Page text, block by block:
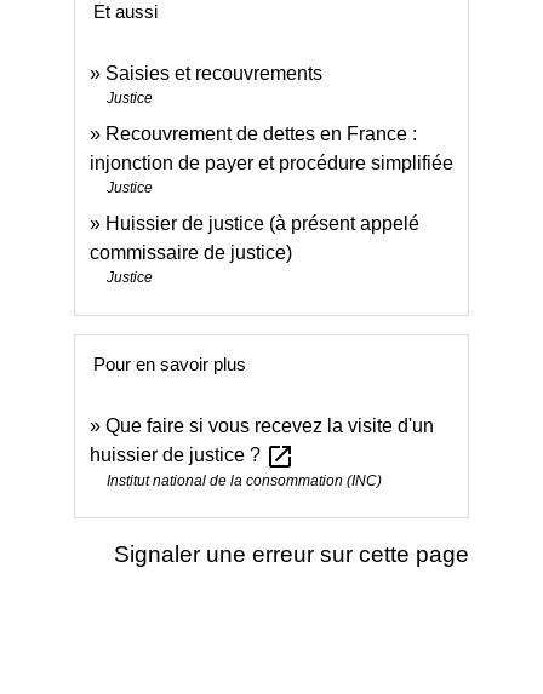
Et aussi
Saisies et recouvrements
Justice
Recouvrement de dettes en France :
injonction de payer et procédure simplifiée
Justice
Huissier de justice (à présent appelé
commissaire de justice)
Justice
Pour en savoir plus
Que faire si vous recevez la visite d'un
huissier de justice ? open_in_new
Institut national de la consommation (INC)
Signaler une erreur sur cette page